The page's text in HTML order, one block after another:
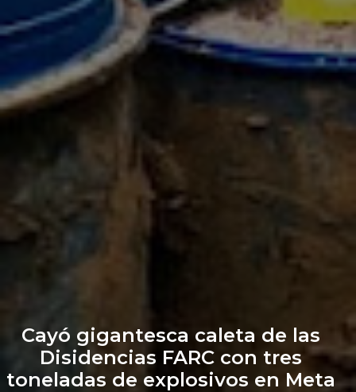
Cayó gigantesca caleta de las
Disidencias FARC con tres
toneladas de explosivos en Meta